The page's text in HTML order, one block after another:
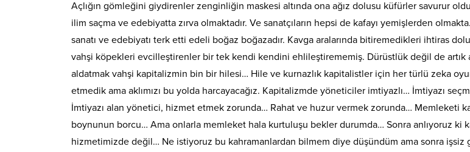
Açlığın gömleğini giydirenler zenginliğin maskesi altında ona ağız dolusu küfürler savurur
ilim saçma ve edebiyatta zırva olmaktadır. Ve sanatçıların hepsi de kafayı yemişlerden
sanatı ve edebiyatı terk etti edeli boğaz boğazadır. Kavga aralarında bitiremedikleri ihtiras
vahşi köpekleri evcilleştirenler bir tek kendi kendini ehlileştirememiş. Dürüstlük değil de artık
aldatmak vahşi kapitalizmin bin bir hilesi… Hile ve kurnazlık kapitalistler için her türlü zeka
etmedik ama aklımızı bu yolda harcayacağız. Kapitalizmde yöneticiler imtiyazlı… İmtiyazı
İmtiyazı alan yönetici, hizmet etmek zorunda… Rahat ve huzur vermek zorunda… Memleketi
boynunun borcu… Ama onlarla memleket hala kurtuluşu bekler durumda… Sonra anlıyoruz ki
hizmetimizde değil… Ne istiyoruz bu kahramanlardan bilmem diye düşündüm ama sonra işsiz